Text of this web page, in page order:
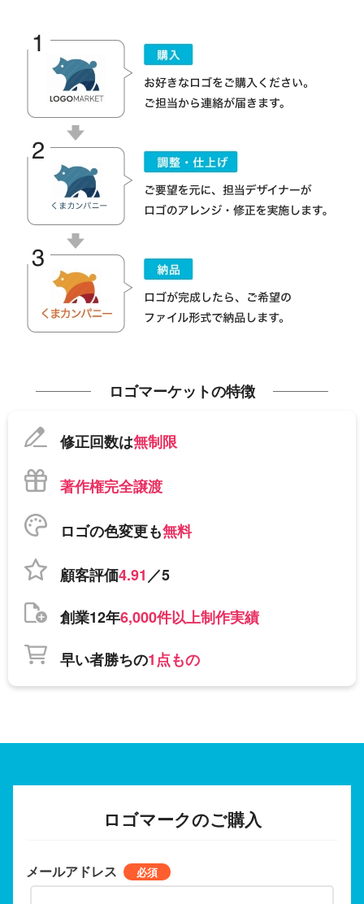
ロゴマーケットの特徴
修正回数は無制限
著作権完全譲渡
ロゴの色変更も無料
顧客評価4.91／5
創業12年6,000件以上制作実績
早い者勝ちの1点もの
ロゴマークのご購入
メールアドレス